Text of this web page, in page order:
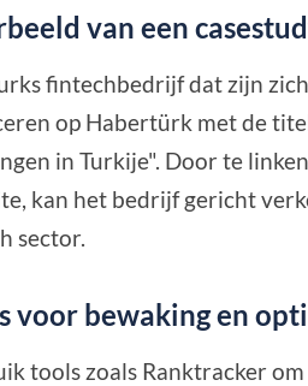
van een
fintechbedrijf dat zijn
op Habertürk met de
in Turkije". Door te
kan het bedrijf gericht
sector.
voor bewaking en
tools zoals Ranktracker